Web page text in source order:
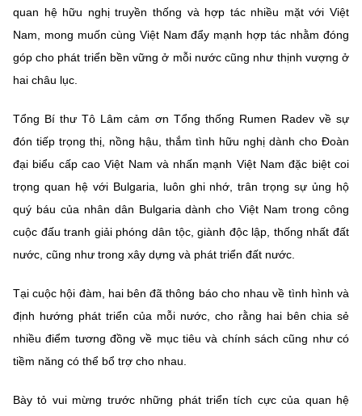
quan hệ hữu nghị truyền thống và hợp tác nhiều mặt với Việt
Nam, mong muốn cùng Việt Nam đẩy mạnh hợp tác nhằm đóng
góp cho phát triển bền vững ở mỗi nước cũng như thịnh vượng ở
hai châu lục.
Tổng Bí thư Tô Lâm cảm ơn Tổng thống Rumen Radev về sự
đón tiếp trọng thị, nồng hậu, thắm tình hữu nghị dành cho Đoàn
đại biểu cấp cao Việt Nam và nhấn mạnh Việt Nam đặc biệt coi
trọng quan hệ với Bulgaria, luôn ghi nhớ, trân trọng sự ủng hộ
quý báu của nhân dân Bulgaria dành cho Việt Nam trong công
cuộc đấu tranh giải phóng dân tộc, giành độc lập, thống nhất đất
nước, cũng như trong xây dựng và phát triển đất nước.
Tại cuộc hội đàm, hai bên đã thông báo cho nhau về tình hình và
định hướng phát triển của mỗi nước, cho rằng hai bên chia sẻ
nhiều điểm tương đồng về mục tiêu và chính sách cũng như có
tiềm năng có thể bổ trợ cho nhau.
Bày tỏ vui mừng trước những phát triển tích cực của quan hệ